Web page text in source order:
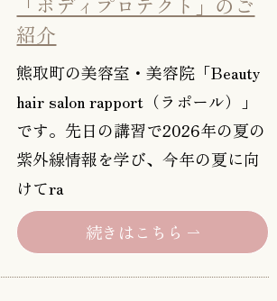
紹介
熊取町の美容室・美容院「Beauty
hair salon rapport（ラポール）」
です。先日の講習で2026年の夏の
紫外線情報を学び、今年の夏に向
けてra
続きはこちら